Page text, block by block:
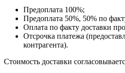
Предоплата 100%;
Предоплата 50%, 50% по
Оплата по факту доставки
Отсрочка платежа
контрагента).
Стоимость доставки